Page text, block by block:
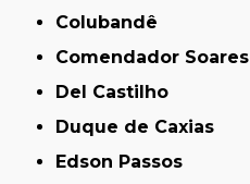
Colubandê
Comendador Soares
Del Castilho
Duque de Caxias
Edson Passos